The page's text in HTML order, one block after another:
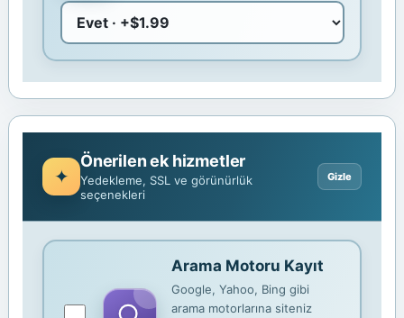
Önerilen ek hizmetler
Yedekleme, SSL ve görünürlük
seçenekleri
Arama Motoru Kayıt
Google, Yahoo, Bing gibi
arama motorlarına siteniz